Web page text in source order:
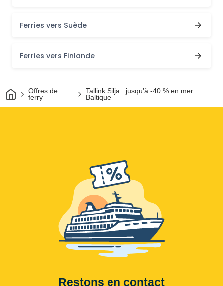
Ferries vers Suède
Ferries vers Finlande
MaisonOffres de
ferry
Tallink Silja : jusqu’à -40 % en mer
Baltique
Restons en contact